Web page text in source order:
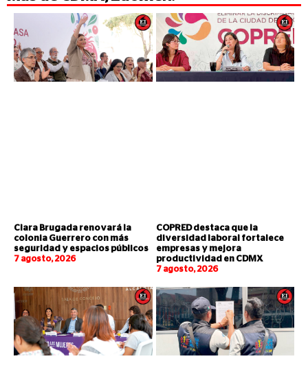
Clara Brugada renovará la
colonia Guerrero con más
seguridad y espacios públicos
7 agosto, 2026
COPRED destaca que la
diversidad laboral fortalece
empresas y mejora
productividad en CDMX
7 agosto, 2026